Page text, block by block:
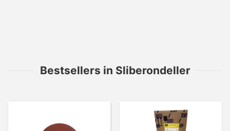
Bestsellers in Sliberondeller